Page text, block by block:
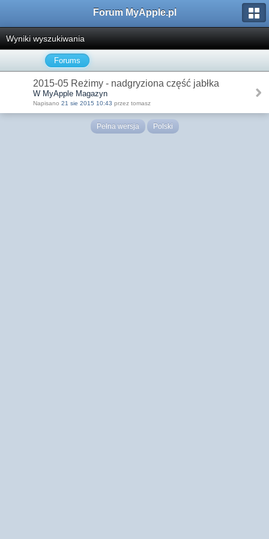
Forum MyApple.pl
Wyniki wyszukiwania
Forums
2015-05 Reżimy - nadgryziona część jabłka
W MyApple Magazyn
Napisano 21 sie 2015 10:43 przez tomasz
Pełna wersja Polski